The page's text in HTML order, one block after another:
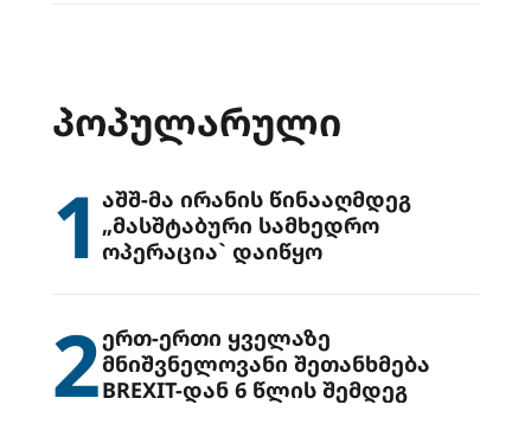
ᲞᲝᲞᲣᲚᲐᲠᲣᲚᲘ
1 აშშ-მა ირანის წინააღმდეგ
„მასშტაბური სამხედრო
ოპერაცია` დაიწყო
2ერთ-ერთი ყველაზე
მნიშვნელოვანი შეთანხმება
BREXIT-დან 6 წლის შემდეგ